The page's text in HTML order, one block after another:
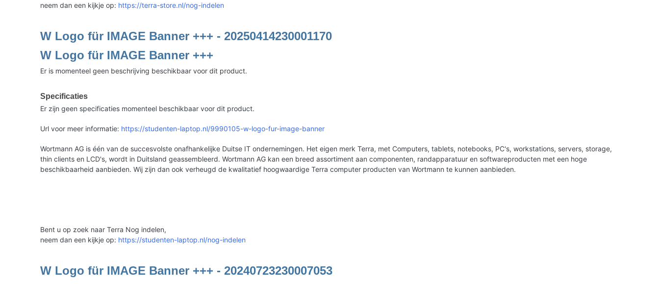
neem dan een kijkje op: https://terra-store.nl/nog-indelen
W Logo für IMAGE Banner +++ - 20250414230001170
W Logo für IMAGE Banner +++
Er is momenteel geen beschrijving beschikbaar voor dit product.
Specificaties
Er zijn geen specificaties momenteel beschikbaar voor dit product.
Url voor meer informatie: https://studenten-laptop.nl/9990105-w-logo-fur-image-banner
Wortmann AG is één van de succesvolste onafhankelijke Duitse IT ondernemingen. Het eigen merk Terra, met Computers, tablets, notebooks, PC's, workstations, servers, storage,
thin clients en LCD's, wordt in Duitsland geassembleerd. Wortmann AG kan een breed assortiment aan componenten, randapparatuur en softwareproducten met een hoge
beschikbaarheid aanbieden. Wij zijn dan ook verheugd de kwalitatief hoogwaardige Terra computer producten van Wortmann te kunnen aanbieden.
Bent u op zoek naar Terra Nog indelen,
neem dan een kijkje op: https://studenten-laptop.nl/nog-indelen
W Logo für IMAGE Banner +++ - 20240723230007053